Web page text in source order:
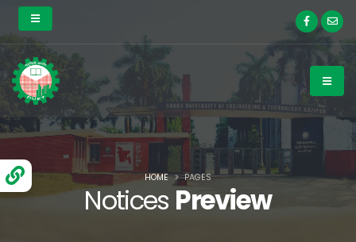
Notices Preview
HOME PAGES